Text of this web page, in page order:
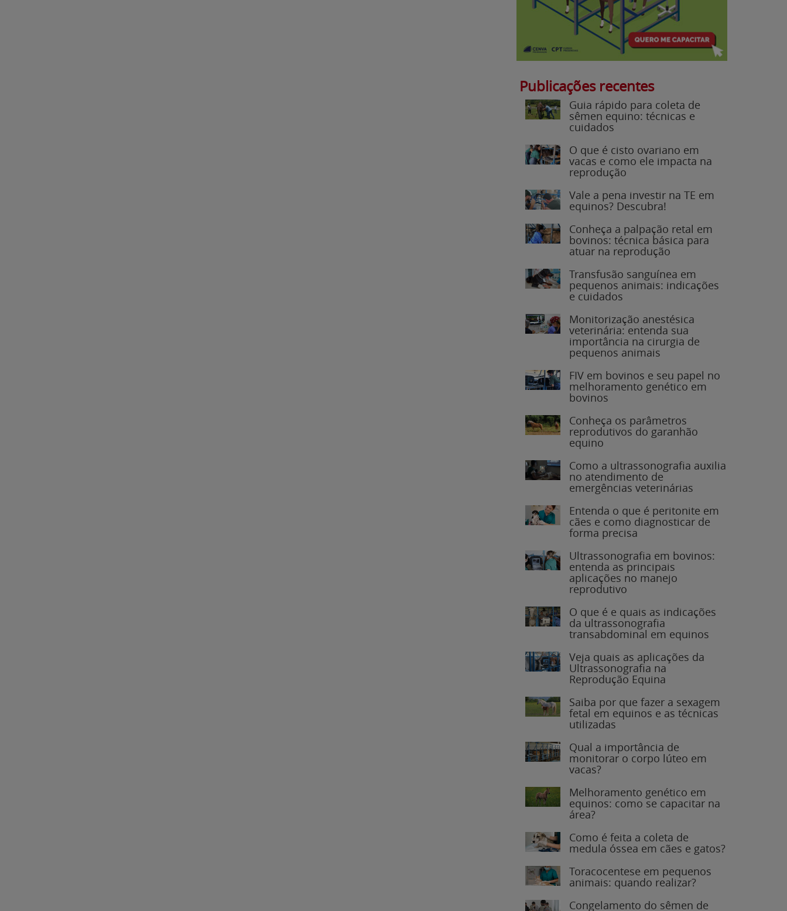
Publicações recentes
Guia rápido para coleta de
sêmen equino: técnicas e
cuidados
O que é cisto ovariano em
vacas e como ele impacta na
reprodução
Vale a pena investir na TE em
equinos? Descubra!
Conheça a palpação retal em
bovinos: técnica básica para
atuar na reprodução
Transfusão sanguínea em
pequenos animais: indicações
e cuidados
Monitorização anestésica
veterinária: entenda sua
importância na cirurgia de
pequenos animais
FIV em bovinos e seu papel no
melhoramento genético em
bovinos
Conheça os parâmetros
reprodutivos do garanhão
equino
Como a ultrassonografia auxilia
no atendimento de
emergências veterinárias
Entenda o que é peritonite em
cães e como diagnosticar de
forma precisa
Ultrassonografia em bovinos:
entenda as principais
aplicações no manejo
reprodutivo
O que é e quais as indicações
da ultrassonografia
transabdominal em equinos
Veja quais as aplicações da
Ultrassonografia na
Reprodução Equina
Saiba por que fazer a sexagem
fetal em equinos e as técnicas
utilizadas
Qual a importância de
monitorar o corpo lúteo em
vacas?
Melhoramento genético em
equinos: como se capacitar na
área?
Como é feita a coleta de
medula óssea em cães e gatos?
Toracocentese em pequenos
animais: quando realizar?
Congelamento do sêmen de